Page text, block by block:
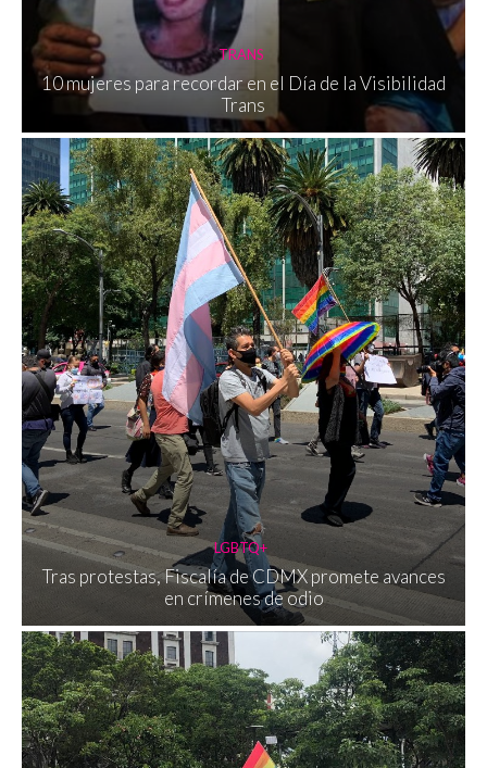
TRANS
10 mujeres para recordar en el Día de la Visibilidad
Trans
LGBTQ+
Tras protestas, Fiscalía de CDMX promete avances
en crímenes de odio